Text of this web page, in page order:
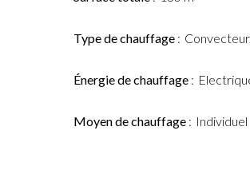
Type de chauffage
Énergie de chauffage
Moyen de chauffage Individuel